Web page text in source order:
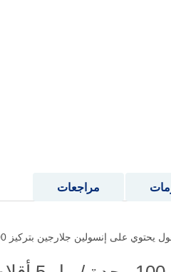
جلارجين بتركيز 100 وحدة/مل في أقلام جاهزة للحقن.
مراجعات